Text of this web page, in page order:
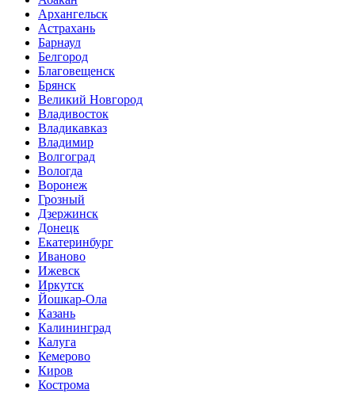
Архангельск
Астрахань
Барнаул
Белгород
Благовещенск
Брянск
Великий Новгород
Владивосток
Владикавказ
Владимир
Волгоград
Вологда
Воронеж
Грозный
Дзержинск
Донецк
Екатеринбург
Иваново
Ижевск
Иркутск
Йошкар-Ола
Казань
Калининград
Калуга
Кемерово
Киров
Кострома